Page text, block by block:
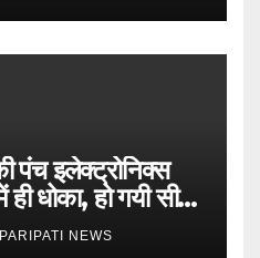
पंच इलेक्ट्रोनिक्स
ही धोका, हो गयी सीज,
PARIPATI NEWS